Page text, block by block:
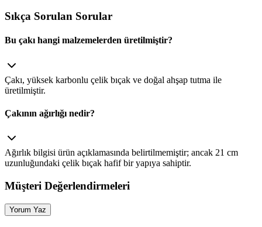
Sıkça Sorulan Sorular
Bu çakı hangi malzemelerden üretilmiştir?
Çakı, yüksek karbonlu çelik bıçak ve doğal ahşap tutma ile
üretilmiştir.
Çakının ağırlığı nedir?
Ağırlık bilgisi ürün açıklamasında belirtilmemiştir; ancak 21 cm
uzunluğundaki çelik bıçak hafif bir yapıya sahiptir.
Müşteri Değerlendirmeleri
Yorum Yaz